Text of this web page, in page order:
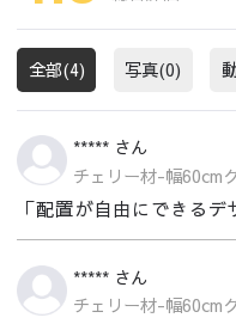
全部(4) 写真(0)
***** さん
チェリー材-幅60cm
「配置が自由にできる
***** さん
チェリー材-幅60cm